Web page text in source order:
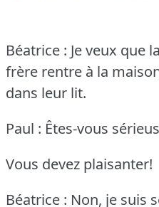
Béatrice : Je veux que
frère rentre à la
dans leur lit.
Paul : Êtes-vous
Vous devez plaisanter!
Béatrice : Non, je suis